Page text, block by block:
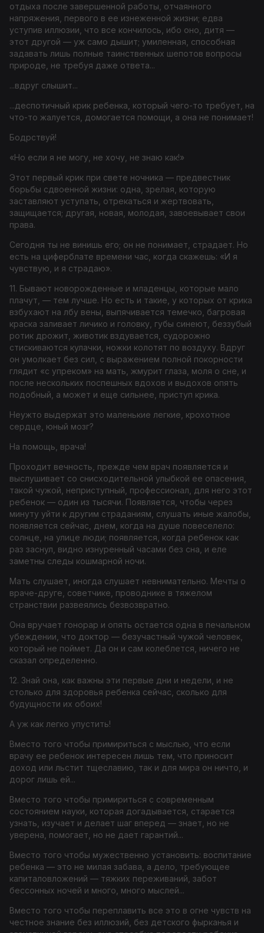
отдыха после завершенной работы, отчаянного
напряжения, первого в ее изнеженной жизни; едва
уступив иллюзии, что все кончилось, ибо оно, дитя —
этот другой — уж само дышит; умиленная, способная
задавать лишь полные таинственных шепотов вопросы
природе, не требуя даже ответа...
...вдруг слышит...
...деспотичный крик ребенка, который чего-то требует, на
что-то жалуется, домогается помощи, а она не понимает!
Бодрствуй!
«Но если я не могу, не хочу, не знаю как!»
Этот первый крик при свете ночника — предвестник
борьбы сдвоенной жизни: одна, зрелая, которую
заставляют уступать, отрекаться и жертвовать,
защищается; другая, новая, молодая, завоевывает свои
права.
Сегодня ты не винишь его; он не понимает, страдает. Но
есть на циферблате времени час, когда скажешь: «И я
чувствую, и я страдаю».
11. Бывают новорожденные и младенцы, которые мало
плачут, — тем лучше. Но есть и такие, у которых от крика
взбухают на лбу вены, выпячивается темечко, багровая
краска заливает личико и головку, губы синеют, беззубый
ротик дрожит, животик вздувается, судорожно
стискиваются кулачки, ножки колотят по воздуху. Вдруг
он умолкает без сил, с выражением полной покорности
глядит «с упреком» на мать, жмурит глаза, моля о сне, и
после нескольких поспешных вдохов и выдохов опять
подобный, а может и еще сильнее, приступ крика.
Неужто выдержат это маленькие легкие, крохотное
сердце, юный мозг?
На помощь, врача!
Проходит вечность, прежде чем врач появляется и
выслушивает со снисходительной улыбкой ее опасения,
такой чужой, неприступный, профессионал, для него этот
ребенок — один из тысячи. Появляется, чтобы через
минуту уйти к другим страданиям, слушать иные жалобы,
появляется сейчас, днем, когда на душе повеселело:
солнце, на улице люди; появляется, когда ребенок как
раз заснул, видно изнуренный часами без сна, и еле
заметны следы кошмарной ночи.
Мать слушает, иногда слушает невнимательно. Мечты о
враче-друге, советчике, проводнике в тяжелом
странствии развеялись безвозвратно.
Она вручает гонорар и опять остается одна в печальном
убеждении, что доктор — безучастный чужой человек,
который не поймет. Да он и сам колеблется, ничего не
сказал определенно.
12. Знай она, как важны эти первые дни и недели, и не
столько для здоровья ребенка сейчас, сколько для
будущности их обоих!
А уж как легко упустить!
Вместо того чтобы примириться с мыслью, что если
врачу ее ребенок интересен лишь тем, что приносит
доход или льстит тщеславию, так и для мира он ничто, и
дорог лишь ей...
Вместо того чтобы примириться с современным
состоянием науки, которая догадывается, старается
узнать, изучает и делает шаг вперед — знает, но не
уверена, помогает, но не дает гарантий...
Вместо того чтобы мужественно установить: воспитание
ребенка — это не милая забава, а дело, требующее
капиталовложений — тяжких переживаний, забот
бессонных ночей и много, много мыслей...
Вместо того чтобы переплавить все это в огне чувств на
честное знание без иллюзий, без детского фырканья и